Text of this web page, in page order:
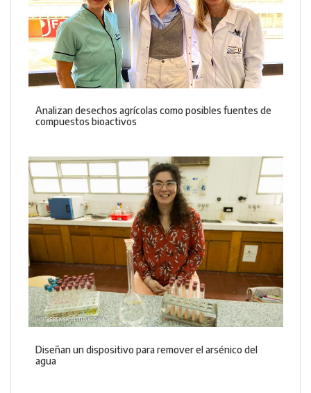
Analizan desechos agrícolas como posibles fuentes de
compuestos bioactivos
Diseñan un dispositivo para remover el arsénico del
agua